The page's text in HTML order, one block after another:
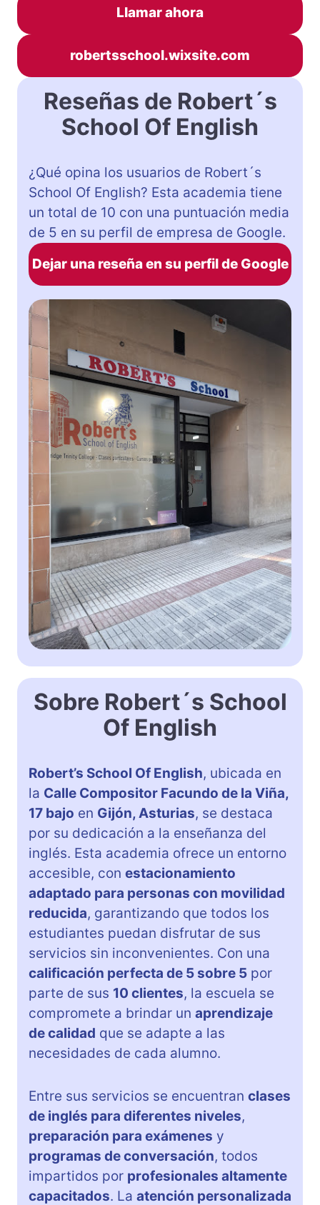
Llamar ahora
robertsschool.wixsite.com
Reseñas de Robert´s
School Of English
¿Qué opina los usuarios de Robert´s
School Of English? Esta academia tiene
un total de 10 con una puntuación media
de 5 en su perfil de empresa de Google.
Dejar una reseña en su perfil de Google
Sobre Robert´s School
Of English
Robert’s School Of English, ubicada en
la Calle Compositor Facundo de la Viña,
17 bajo en Gijón, Asturias, se destaca
por su dedicación a la enseñanza del
inglés. Esta academia ofrece un entorno
accesible, con estacionamiento
adaptado para personas con movilidad
reducida, garantizando que todos los
estudiantes puedan disfrutar de sus
servicios sin inconvenientes. Con una
calificación perfecta de 5 sobre 5 por
parte de sus 10 clientes, la escuela se
compromete a brindar un aprendizaje
de calidad que se adapte a las
necesidades de cada alumno.
Entre sus servicios se encuentran clases
de inglés para diferentes niveles,
preparación para exámenes y
programas de conversación, todos
impartidos por profesionales altamente
capacitados. La atención personalizada